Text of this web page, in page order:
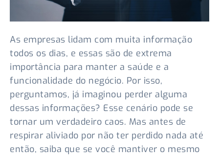
As empresas lidam com muita informação
todos os dias, e essas são de extrema
importância para manter a saúde e a
funcionalidade do negócio. Por isso,
perguntamos, já imaginou perder alguma
dessas informações? Esse cenário pode se
tornar um verdadeiro caos. Mas antes de
respirar aliviado por não ter perdido nada até
então, saiba que se você mantiver o mesmo